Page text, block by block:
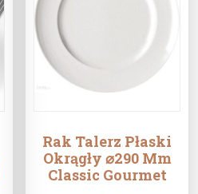
Rak Talerz Płaski
Okrągły ⌀290 Mm
Classic Gourmet